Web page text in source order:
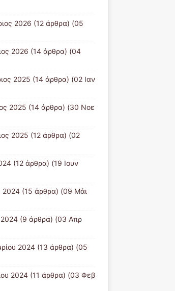
2026 (12 άρθρα) (05
2026 (14 άρθρα) (04
2025 (14 άρθρα) (02 Ιαν
2025 (14 άρθρα) (30 Νοε
2025 (12 άρθρα) (02
(12 άρθρα) (19 Ιουν
2024(15 άρθρα) (09 Μάι
(9 άρθρα) (03 Απρ
2024(13 άρθρα) (05
2024(11 άρθρα) (03 Φεβ